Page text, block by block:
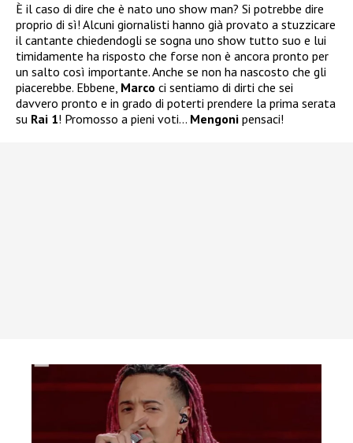
È il caso di dire che è nato uno show man? Si potrebbe dire
proprio di sì! Alcuni giornalisti hanno già provato a stuzzicare
il cantante chiedendogli se sogna uno show tutto suo e lui
timidamente ha risposto che forse non è ancora pronto per
un salto così importante. Anche se non ha nascosto che gli
piacerebbe. Ebbene, Marco ci sentiamo di dirti che sei
davvero pronto e in grado di poterti prendere la prima serata
su Rai 1! Promosso a pieni voti… Mengoni pensaci!